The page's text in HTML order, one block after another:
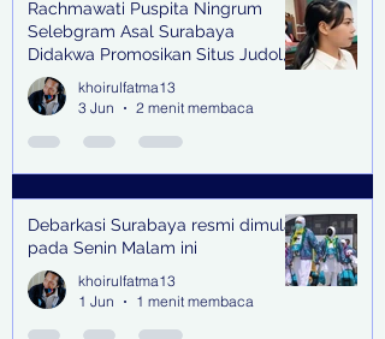
Rachmawati Puspita Ningrum
Selebgram Asal Surabaya
Didakwa Promosikan Situs Judol,
Raup Rp2 Juta dari Tiga Kali
Endorse
khoirulfatma13
3 Jun
2 menit membaca
Debarkasi Surabaya resmi dimulai
pada Senin Malam ini
khoirulfatma13
1 Jun
1 menit membaca